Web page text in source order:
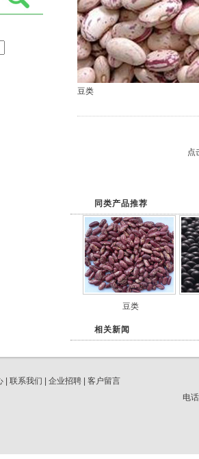
豆类
点
同类产品推荐
豆类
相关新闻
联系我们 企业招聘
客户留言
电